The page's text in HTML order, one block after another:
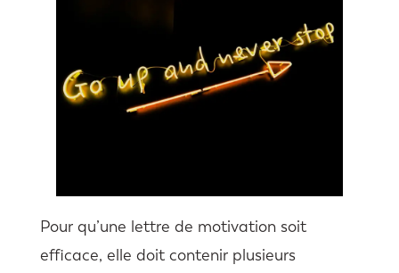
Pour qu’une lettre de motivation soit
efficace, elle doit contenir plusieurs